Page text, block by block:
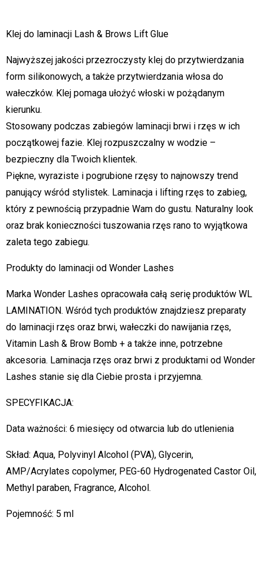
Klej do laminacji Lash & Brows Lift Glue
Najwyższej jakości przezroczysty klej do przytwierdzania
form silikonowych, a także przytwierdzania włosa do
wałeczków. Klej pomaga ułożyć włoski w pożądanym
kierunku.
Stosowany podczas zabiegów laminacji brwi i rzęs w ich
początkowej fazie. Klej rozpuszczalny w wodzie –
bezpieczny dla Twoich klientek.
Piękne, wyraziste i pogrubione rzęsy to najnowszy trend
panujący wśród stylistek. Laminacja i lifting rzęs to zabieg,
który z pewnością przypadnie Wam do gustu. Naturalny look
oraz brak konieczności tuszowania rzęs rano to wyjątkowa
zaleta tego zabiegu.
Produkty do laminacji od Wonder Lashes
Marka Wonder Lashes opracowała całą serię produktów WL
LAMINATION. Wśród tych produktów znajdziesz preparaty
do laminacji rzęs oraz brwi, wałeczki do nawijania rzęs,
Vitamin Lash & Brow Bomb + a także inne, potrzebne
akcesoria. Laminacja rzęs oraz brwi z produktami od Wonder
Lashes stanie się dla Ciebie prosta i przyjemna.
SPECYFIKACJA:
Data ważności: 6 miesięcy od otwarcia lub do utlenienia
Skład: Aqua, Polyvinyl Alcohol (PVA), Glycerin,
AMP/Acrylates copolymer, PEG-60 Hydrogenated Castor Oil,
Methyl paraben, Fragrance, Alcohol.
Pojemność: 5 ml